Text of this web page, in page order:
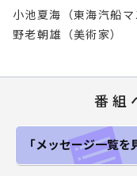
小池夏海（東海汽船マ
野老朝雄（美術家）
番組
「メッセージ一覧を